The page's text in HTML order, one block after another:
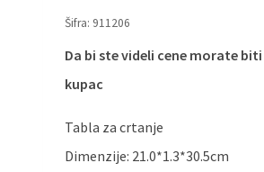
Šifra: 911206
Da bi ste videli cene morate
kupac
Tabla za crtanje
Dimenzije: 21.0*1.3*30.5cm